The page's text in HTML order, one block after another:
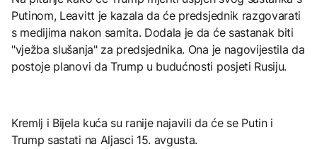
Putinom, Leavitt je kazala da će predsjednik razgovarati
s medijima nakon samita. Dodala je da će sastanak biti
"vježba slušanja" za predsjednika. Ona je nagovijestila da
postoje planovi da Trump u budućnosti posjeti Rusiju.
Kremlj i Bijela kuća su ranije najavili da će se Putin i
Trump sastati na Aljasci 15. avgusta.